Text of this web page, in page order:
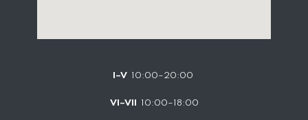
I–V 10:00–20:00
VI–VII 10:00–18:00